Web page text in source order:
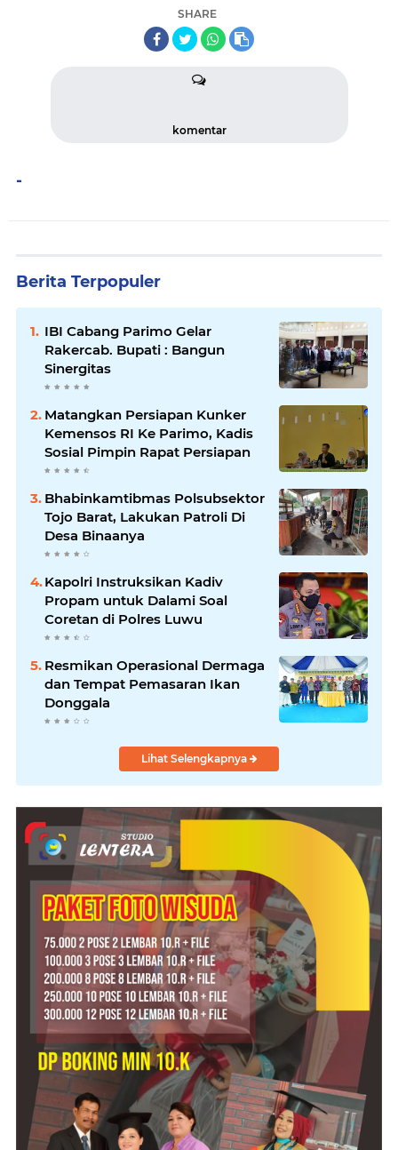
SHARE
komentar
-
Berita Terpopuler
IBI Cabang Parimo Gelar
Rakercab. Bupati : Bangun
Sinergitas
Matangkan Persiapan Kunker
Kemensos RI Ke Parimo, Kadis
Sosial Pimpin Rapat Persiapan
Bhabinkamtibmas Polsubsektor
Tojo Barat, Lakukan Patroli Di
Desa Binaanya
Kapolri Instruksikan Kadiv
Propam untuk Dalami Soal
Coretan di Polres Luwu
Resmikan Operasional Dermaga
dan Tempat Pemasaran Ikan
Donggala
Lihat Selengkapnya